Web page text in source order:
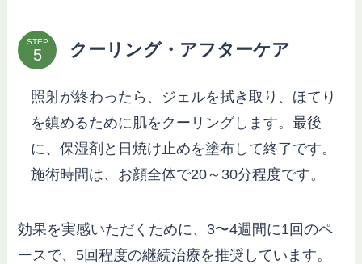
STEP クーリング・アフターケア
照射が終わったら、ジェルを拭き取り、ほてり
を鎮めるために肌をクーリングします。最後
に、保湿剤と日焼け止めを塗布して終了です。
施術時間は、お顔全体で20～30分程度です。
効果を実感いただくために、3〜4週間に1回のペ
ースで、5回程度の継続治療を推奨しています。